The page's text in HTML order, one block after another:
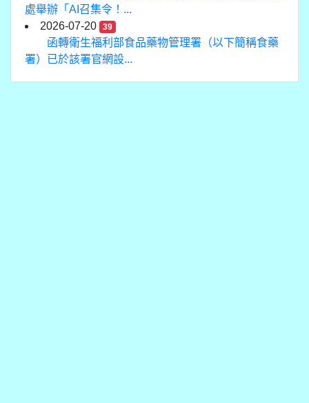
處舉辦「AI召集令！...
2026-07-20
39
函轉衛生福利部食品藥物管理署（以下簡稱食藥
署）已於該署官網設...